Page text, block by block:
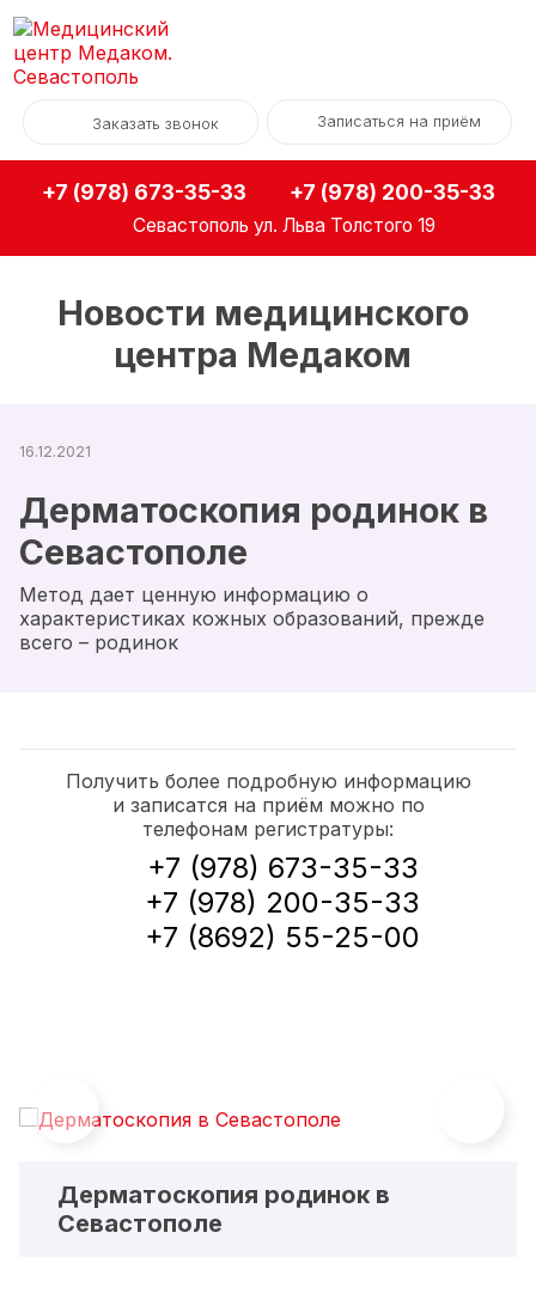
Заказать звонок Записаться на приём
+7 (978) 673-35-33 +7 (978) 200-35-33
Севастополь ул. Льва Толстого 19
Новости медицинского
центра Медаком
16.12.2021
Дерматоскопия родинок в
Севастополе
Метод дает ценную информацию о
характеристиках кожных образований, прежде
всего – родинок
Получить более подробную информацию
и записатся на приём можно по
телефонам регистратуры:
+7 (978) 673-35-33
+7 (978) 200-35-33
+7 (8692) 55-25-00
Дерматоскопия родинок в
Севастополе